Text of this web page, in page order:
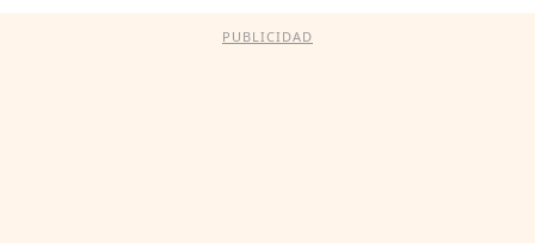
PUBLICIDAD